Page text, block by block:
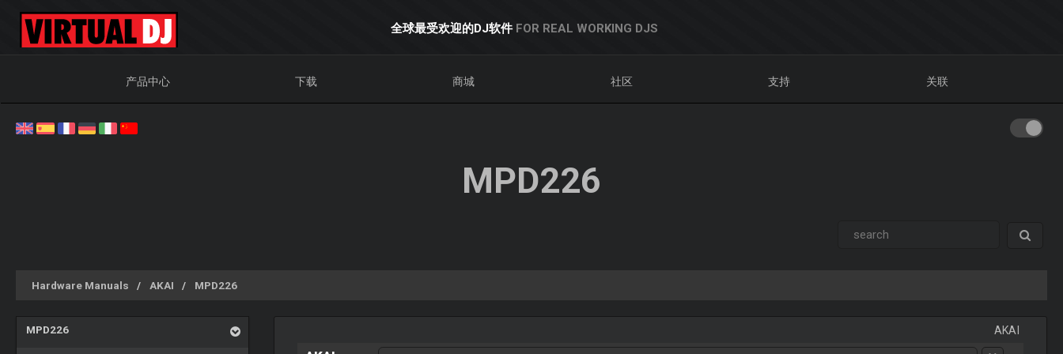
全球最受欢迎的DJ软件 FOR REAL WORKING DJS
产品中心 下载 商城 社区 支持 关联
MPD226
Hardware Manuals AKAI MPD226
MPD226 AKAI